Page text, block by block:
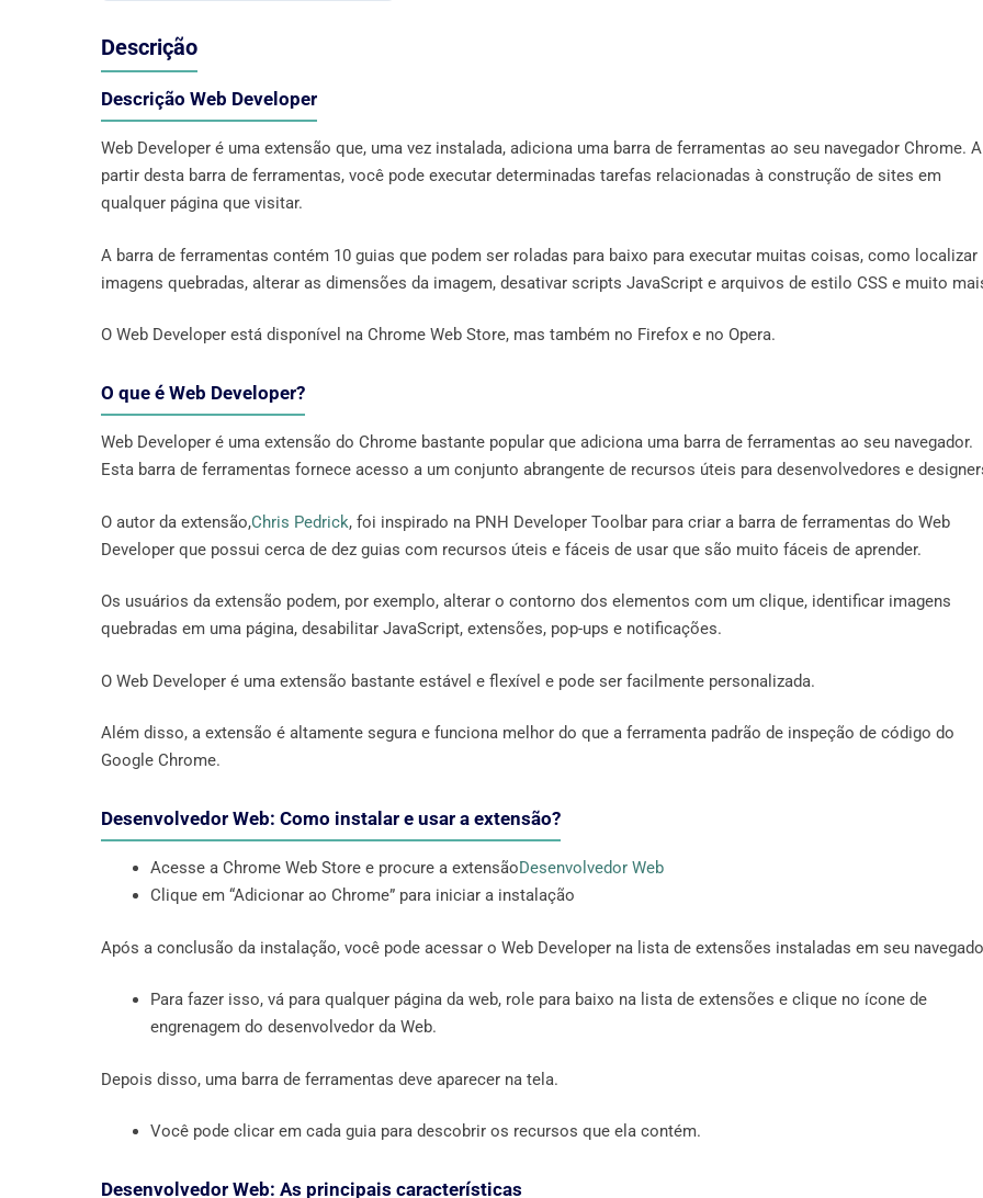
Descrição
Descrição Web Developer
Web Developer é uma extensão que, uma vez instalada, adiciona uma barra de ferramentas ao seu navegador Chrome. A
partir desta barra de ferramentas, você pode executar determinadas tarefas relacionadas à construção de sites em
qualquer página que visitar.
A barra de ferramentas contém 10 guias que podem ser roladas para baixo para executar muitas coisas, como localizar
imagens quebradas, alterar as dimensões da imagem, desativar scripts JavaScript e arquivos de estilo CSS e muito
O Web Developer está disponível na Chrome Web Store, mas também no Firefox e no Opera.
O que é Web Developer?
Web Developer é uma extensão do Chrome bastante popular que adiciona uma barra de ferramentas ao seu navegador.
Esta barra de ferramentas fornece acesso a um conjunto abrangente de recursos úteis para desenvolvedores e
O autor da extensão,Chris Pedrick, foi inspirado na PNH Developer Toolbar para criar a barra de ferramentas do Web
Developer que possui cerca de dez guias com recursos úteis e fáceis de usar que são muito fáceis de aprender.
Os usuários da extensão podem, por exemplo, alterar o contorno dos elementos com um clique, identificar imagens
quebradas em uma página, desabilitar JavaScript, extensões, pop-ups e notificações.
O Web Developer é uma extensão bastante estável e flexível e pode ser facilmente personalizada.
Além disso, a extensão é altamente segura e funciona melhor do que a ferramenta padrão de inspeção de código do
Google Chrome.
Desenvolvedor Web: Como instalar e usar a extensão?
Acesse a Chrome Web Store e procure a extensãoDesenvolvedor Web
Clique em “Adicionar ao Chrome” para iniciar a instalação
Após a conclusão da instalação, você pode acessar o Web Developer na lista de extensões instaladas em seu
Para fazer isso, vá para qualquer página da web, role para baixo na lista de extensões e clique no ícone de
engrenagem do desenvolvedor da Web.
Depois disso, uma barra de ferramentas deve aparecer na tela.
Você pode clicar em cada guia para descobrir os recursos que ela contém.
Desenvolvedor Web: As principais características